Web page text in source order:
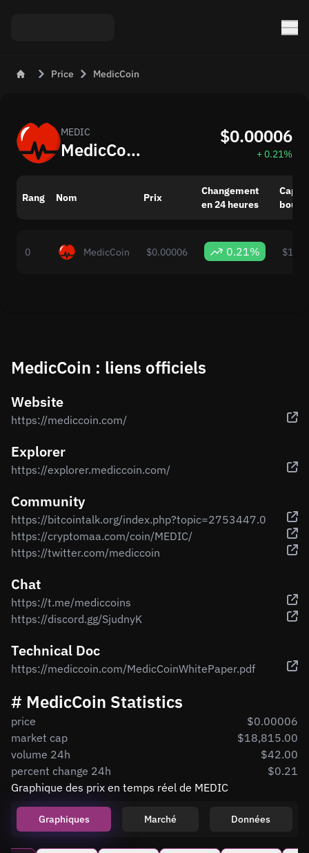
Price MedicCoin
MEDIC
MedicCoin (MEDIC) Maintenant: Prix et Changements du Marché
$0.00006
+ 0.21%
Rang Nom Prix
Changement
en 24 heures
0 MedicCoin $0.00006 0.21%
MedicCoin : liens officiels
Website
https://mediccoin.com/
Explorer
https://explorer.mediccoin.com/
Community
https://bitcointalk.org/index.php?topic=2753447.0
https://cryptomaa.com/coin/MEDIC/
https://twitter.com/mediccoin
Chat
https://t.me/mediccoins
https://discord.gg/SjudnyK
Technical Doc
https://mediccoin.com/MedicCoinWhitePaper.pdf
# MedicCoin Statistics
price
$0.00006
market cap
$18,815.00
volume 24h
$42.00
percent change 24h
$0.21
Graphique des prix en temps réel de MEDIC
Graphiques Marché Données